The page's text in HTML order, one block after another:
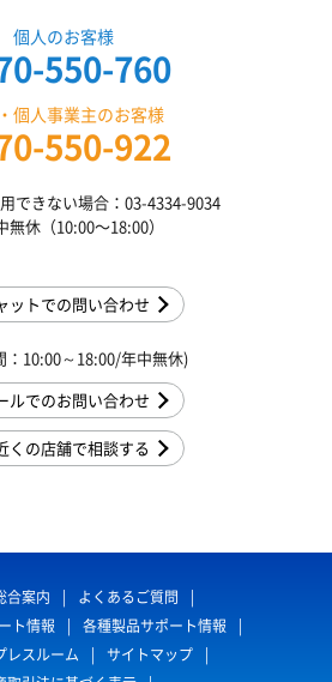
個人のお客様
550-760
個人事業主のお客様
550-922
できない場合：03-4334-9034
休（10:00〜18:00）
ットでの問い合わせ
：10:00～18:00/年中無休)
ルでのお問い合わせ
くの店舗で相談する
合案内
よくあるご質問
ト情報
各種製品サポート情報
レスルーム
サイトマップ